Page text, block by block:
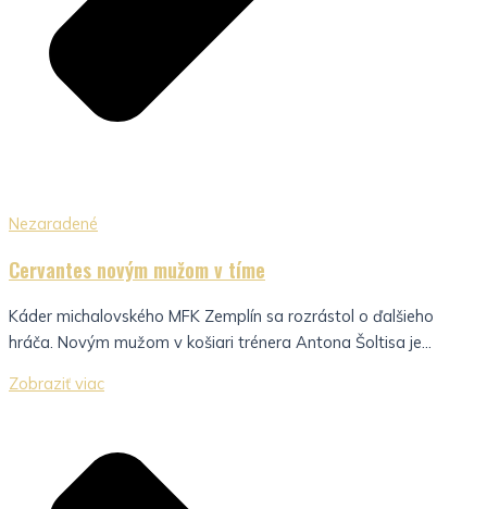
Nezaradené
Cervantes novým mužom v tíme
Káder michalovského MFK Zemplín sa rozrástol o ďalšieho
hráča. Novým mužom v košiari trénera Antona Šoltisa je...
Zobraziť viac